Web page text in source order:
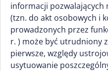
informacji pozwalających
(tzn. do akt osobowych i
prowadzonych przez
r. ) może być utrudniony
pierwsze, względy
usytuowanie